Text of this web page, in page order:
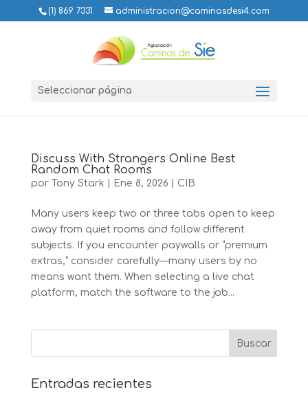
(1) 869 7331 administracion@caminosdesi4.com
Seleccionar página
Discuss With Strangers Online Best
Random Chat Rooms
por Tony Stark Ene 8, 2026 CIB
Many users keep two or three tabs open to keep
away from quiet rooms and follow different
subjects. If you encounter paywalls or “premium
extras,” consider carefully—many users by no
means want them. When selecting a live chat
platform, match the software to the job...
Entradas recientes